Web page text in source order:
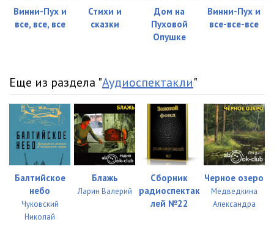
Винни-Пух и
все, все, все
Стихи и
сказки
Дом на
Пуховой
Опушке
Винни-Пух и
все-все-все
Еще из раздела "Аудиоспектакли"
Балтийское
небо
Чуковский
Николай
Блажь
Ларин Валерий
Сборник
радиоспектак
лей №22
Черное озеро
Медведкина
Александра